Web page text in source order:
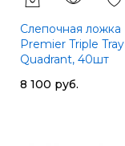
Слепочная ложка
Premier Triple Tray
Quadrant, 40шт
8 100 руб.